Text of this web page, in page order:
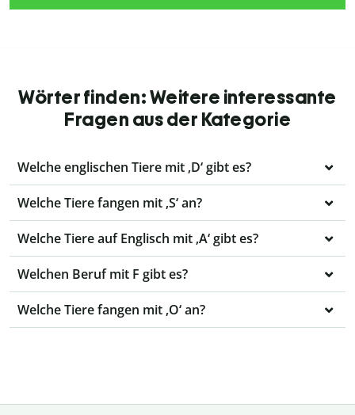
Wörter finden: Weitere interessante
Fragen aus der Kategorie
Welche englischen Tiere mit ‚D‘ gibt es?
Welche Tiere fangen mit ‚S‘ an?
Welche Tiere auf Englisch mit ‚A‘ gibt es?
Welchen Beruf mit F gibt es?
Welche Tiere fangen mit ‚O‘ an?